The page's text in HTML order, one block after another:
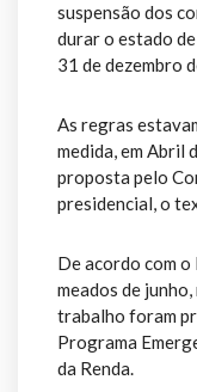
suspensão dos
durar o estado
31 de dezembro
As regras
medida, em Abril
proposta pelo
presidencial, o
De acordo com
meados de
trabalho foram
Programa
da Renda.